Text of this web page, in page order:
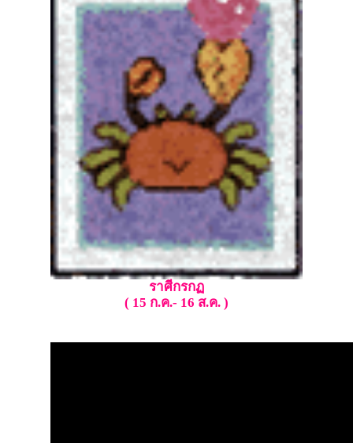
ราศีกรกฏ
( 15 ก.ค.- 16 ส.ค. )